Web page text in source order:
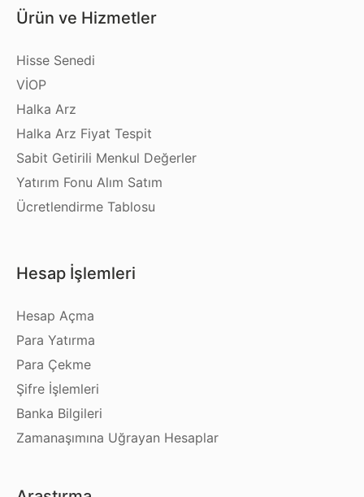
Ürün ve Hizmetler
Hisse Senedi
VİOP
Halka Arz
Halka Arz Fiyat Tespit
Sabit Getirili Menkul Değerler
Yatırım Fonu Alım Satım
Ücretlendirme Tablosu
Hesap İşlemleri
Hesap Açma
Para Yatırma
Para Çekme
Şifre İşlemleri
Banka Bilgileri
Zamanaşımına Uğrayan Hesaplar